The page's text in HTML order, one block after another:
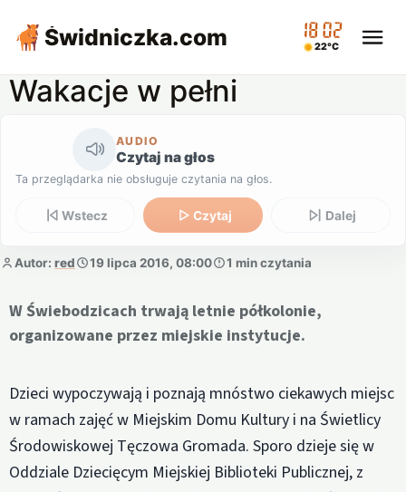
Świdniczka.com 18:02
22°C
Wakacje w pełni
AUDIO
Czytaj na głos
Ta przeglądarka nie obsługuje czytania na głos.
Wstecz Czytaj Dalej
Autor: red 19 lipca 2016, 08:00 1 min czytania
W Świebodzicach trwają letnie półkolonie,
organizowane przez miejskie instytucje.
Dzieci wypoczywają i poznają mnóstwo ciekawych miejsc
w ramach zajęć w Miejskim Domu Kultury i na Świetlicy
Środowiskowej Tęczowa Gromada. Sporo dzieje się w
Oddziale Dziecięcym Miejskiej Biblioteki Publicznej, z